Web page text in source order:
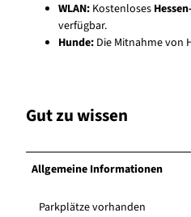
WLAN: Kostenloses
verfügbar.
Hunde: Die Mitnahme von
Gut zu wissen
Allgemeine Informationen
Parkplätze vorhanden